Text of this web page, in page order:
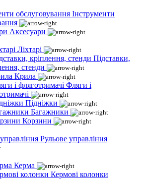
Інструменти
Аксесуари
Ліхтарі
Підставки,
стенди
Крила
Фляги і
Підніжки
Багажники
Корзини
Рульове управління
Керма
Кермові колонки